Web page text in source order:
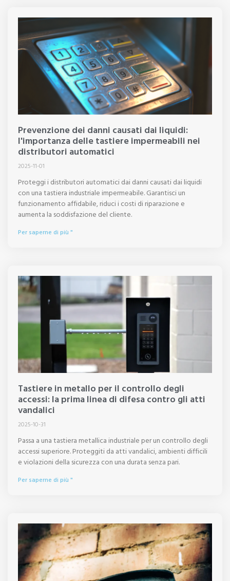
Prevenzione dei danni causati dai liquidi:
l'importanza delle tastiere impermeabili nei
distributori automatici
2025-11-01
Proteggi i distributori automatici dai danni causati dai liquidi
con una tastiera industriale impermeabile. Garantisci un
funzionamento affidabile, riduci i costi di riparazione e
aumenta la soddisfazione del cliente.
Per saperne di più "
Tastiere in metallo per il controllo degli
accessi: la prima linea di difesa contro gli atti
vandalici
2025-10-31
Passa a una tastiera metallica industriale per un controllo degli
accessi superiore. Proteggiti da atti vandalici, ambienti difficili
e violazioni della sicurezza con una durata senza pari.
Per saperne di più "